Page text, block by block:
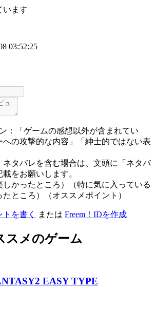
います
03:52:25
：「ゲームの感想以外が含まれてい
への攻撃的な内容」「紳士的ではない表
ネタバレを含む場合は、文頭に「ネタバ
をお願いします。
しかったところ）（特に気に入っている
ところ）（オススメポイント）
を書く または Freem！IDを作成
スメのゲーム
EASY TYPE